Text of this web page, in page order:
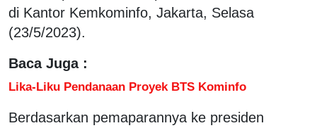
di Kantor Kemkominfo, Jakarta, Selasa
(23/5/2023).
Baca Juga :
Lika-Liku Pendanaan Proyek BTS Kominfo
Berdasarkan pemaparannya ke presiden